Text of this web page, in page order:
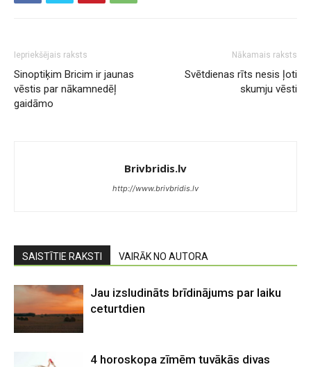
Iepriekšējais raksts
Sinoptiķim Bricim ir jaunas
vēstis par nākamnedēļ
gaidāmo
Nākamais raksts
Svētdienas rīts nesis ļoti
skumju vēsti
Brivbridis.lv
http://www.brivbridis.lv
SAISTĪTIE RAKSTI VAIRĀK NO AUTORA
Jau izsludināts brīdinājums par laiku
ceturtdien
4 horoskopa zīmēm tuvākās divas